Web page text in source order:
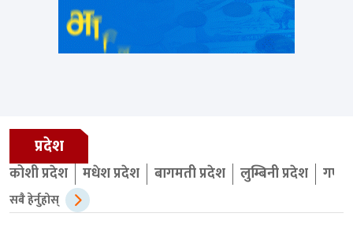
प्रदेश
कोशी प्रदेश मधेश प्रदेश बागमती प्रदेश लुम्बिनी प्रदेश
सबै हेर्नुहोस्